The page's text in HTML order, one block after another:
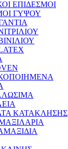
ΕΠΙΔΕΣΜΟΙ
ΓΥΨΟΥ
ΚΑΤΑΚΛΗΣΗΣ